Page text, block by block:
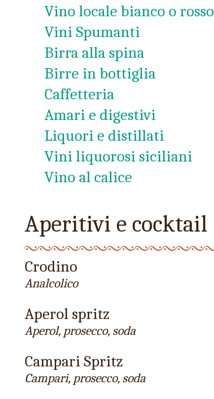
Vino locale bianco o rosso
Vini Spumanti
Birra alla spina
Birre in bottiglia
Caffetteria
Amari e digestivi
Liquori e distillati
Vini liquorosi siciliani
Vino al calice
Aperitivi e cocktail
Crodino
Analcolico
Aperol spritz
Aperol, prosecco, soda
Campari Spritz
Campari, prosecco, soda